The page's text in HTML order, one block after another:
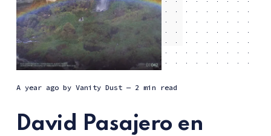
a year agoby Vanity Dust — 2 min read
David Pasajero en